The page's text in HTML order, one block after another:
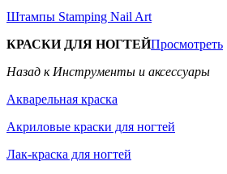
Штампы Stamping Nail Art
КРАСКИ ДЛЯ НОГТЕЙПросмотреть
Назад к Инструменты и аксессуары
Акварельная краска
Акриловые краски для ногтей
Лак-краска для ногтей